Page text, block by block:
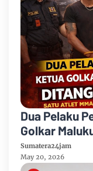
Dua Pelaku
Golkar
Atlet MMA
Sumatera24jam
May 20, 2026